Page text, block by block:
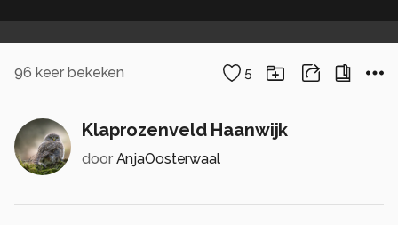
96 keer bekeken 5
Klaprozenveld Haanwijk
door AnjaOosterwaal